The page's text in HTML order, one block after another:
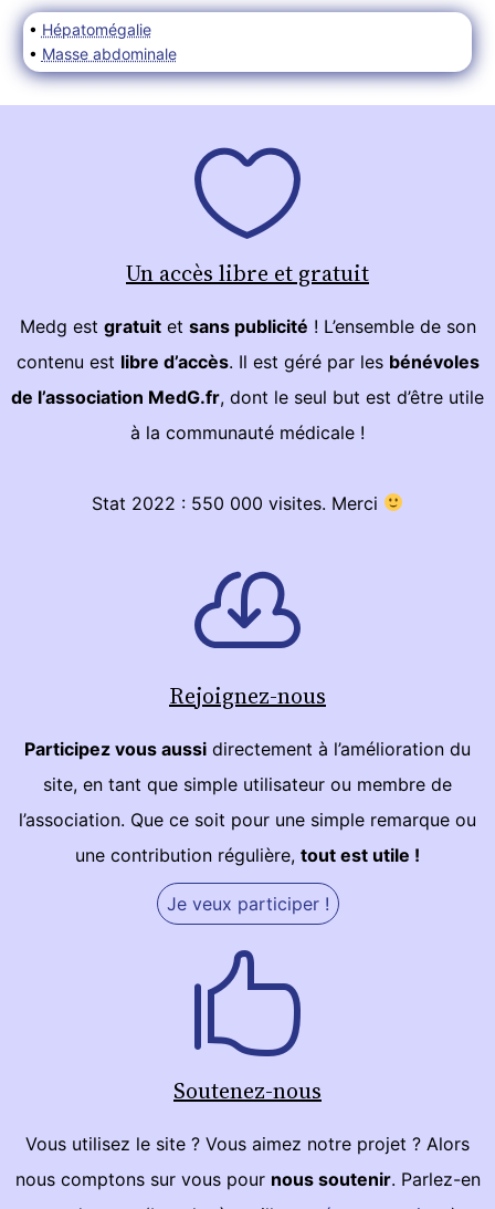
• Hépatomégalie
• Masse abdominale
Un accès libre et gratuit
Medg est gratuitet sans publicité ! L’ensemble de son
contenu est libre d’accès. Il est géré par les bénévoles
de l’association MedG.fr, dont le seul but est d’être utile
à la communauté médicale !
Stat 2022 : 550 000 visites. Merci
Rejoignez-nous
Participez vous aussi directement à l’amélioration du
site, en tant que simple utilisateur ou membre de
l’association. Que ce soit pour une simple remarque ou
une contribution régulière, tout est utile !
Je veux participer !
Soutenez-nous
Vous utilisez le site ? Vous aimez notre projet ? Alors
nous comptons sur vous pour nous soutenir. Parlez-en